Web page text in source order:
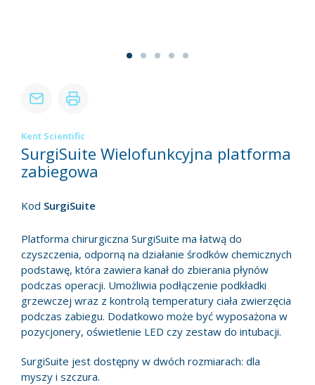
Kent Scientific
SurgiSuite Wielofunkcyjna platforma
zabiegowa
Kod SurgiSuite
Platforma chirurgiczna SurgiSuite ma łatwą do
czyszczenia, odporną na działanie środków chemicznych
podstawę, która zawiera kanał do zbierania płynów
podczas operacji. Umożliwia podłączenie podkładki
grzewczej wraz z kontrolą temperatury ciała zwierzęcia
podczas zabiegu. Dodatkowo może być wyposażona w
pozycjonery, oświetlenie LED czy zestaw do intubacji.
SurgiSuite jest dostępny w dwóch rozmiarach: dla
myszy i szczura.